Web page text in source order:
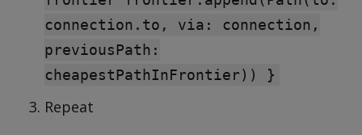
connection.to, via: connection,
previousPath:
cheapestPathInFrontier)) }
Repeat